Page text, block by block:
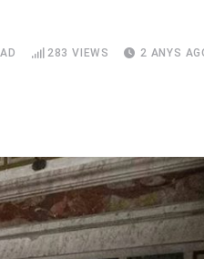
283 VIEWS 2 ANYS